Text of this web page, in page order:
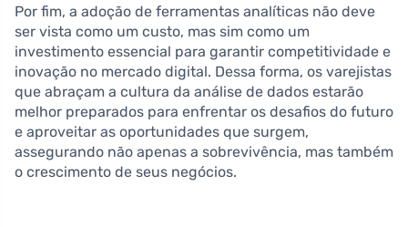
Por fim, a adoção de ferramentas analíticas não deve
ser vista como um custo, mas sim como um
investimento essencial para garantir competitividade e
inovação no mercado digital. Dessa forma, os varejistas
que abraçam a cultura da análise de dados estarão
melhor preparados para enfrentar os desafios do futuro
e aproveitar as oportunidades que surgem,
assegurando não apenas a sobrevivência, mas também
o crescimento de seus negócios.